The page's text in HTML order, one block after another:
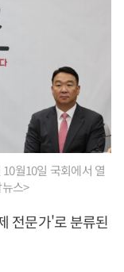
월10일 국회에서 열
스>
전문가'로 분류된